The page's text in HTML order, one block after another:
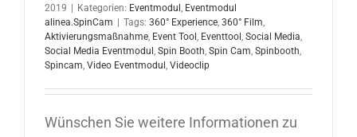
2019
Kategorien: Eventmodul , Eventmodul
alinea.SpinCam
Tags: 360° Experience, 360° Film,
Aktivierungsmaßnahme, Event Tool , Eventtool , Social Media,
Social Media Eventmodul , Spin Booth, Spin Cam, Spinbooth,
Spincam, Video Eventmodul , Videoclip
Wünschen Sie weitere Informationen zu